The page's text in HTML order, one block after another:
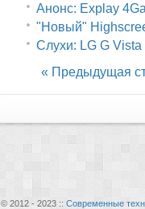
Анонс: Explay
"Новый"
Слухи: LG G
« Предыдущая
© 2012 - 2023 :: Современные